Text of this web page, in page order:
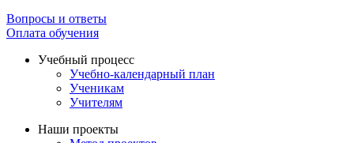
Вопросы и ответы
Оплата обучения
Учебный процесс
Учебно-календарный план
Ученикам
Учителям
Наши проекты